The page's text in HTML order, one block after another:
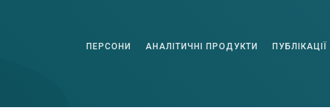
ПЕРСОНИ АНАЛІТИЧНІ ПРОДУКТИ ПУБЛІКАЦІЇ